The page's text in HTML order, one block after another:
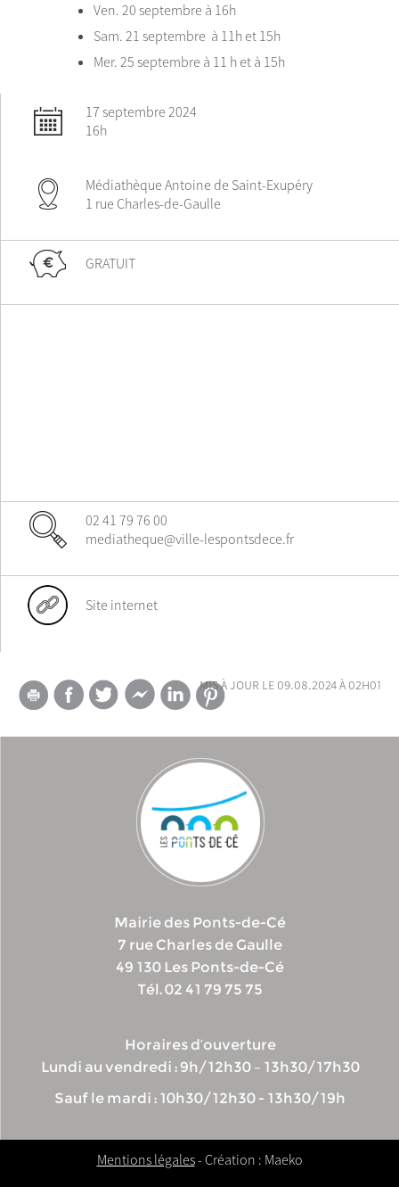
Ven. 20 septembre à 16h
Sam. 21 septembre à 11h et 15h
Mer. 25 septembre à 11 h et à 15h
17 septembre 2024
16h
Médiathèque Antoine de Saint-Exupéry
1 rue Charles-de-Gaulle
GRATUIT
02 41 79 76 00
mediatheque@ville-lespontsdece.fr
Site internet
mis à jour le 09.08.2024 à 02h01
Mairie des Ponts-de-Cé
7 rue Charles de Gaulle
49 130 Les Ponts-de-Cé
Tél. 02 41 79 75 75
Horaires d’ouverture
Lundi au vendredi : 9h/12h30 – 13h30/17h30
Sauf le mardi : 10h30/12h30 - 13h30/19h
Mentions légales- Création : Maeko